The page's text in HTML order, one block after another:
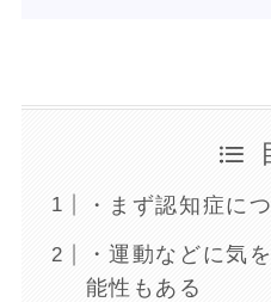
・まず認知症に
・運動などに気
能性もある